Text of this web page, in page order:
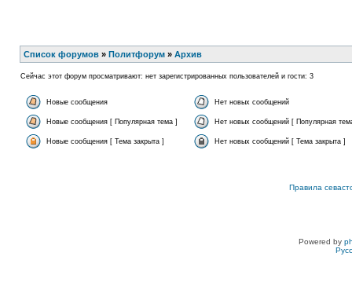
Список форумов » Политфорум » Архив
Сейчас этот форум просматривают: нет зарегистрированных пользователей и гости: 3
Новые сообщения Нет новых сообщений
Новые сообщения [ Популярная тема ] Нет новых сообщений [ Популярная
Новые сообщения [ Тема закрыта ] Нет новых сообщений [ Тема закрыта ]
Правила
Powered by